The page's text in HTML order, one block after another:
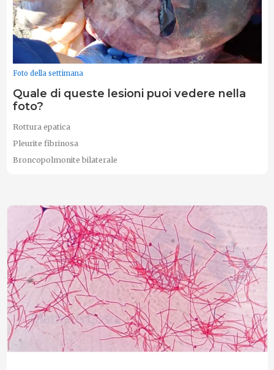
Foto della settimana
Quale di queste lesioni puoi vedere nella
foto?
Rottura epatica
Pleurite fibrinosa
Broncopolmonite bilaterale